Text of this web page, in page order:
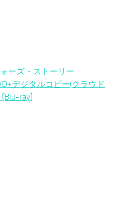
ーズ・ストーリー
デジタルコピー(クラウド
[Blu-ray]